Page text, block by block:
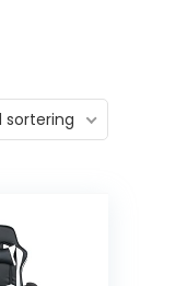
sortering